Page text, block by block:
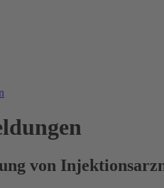
von